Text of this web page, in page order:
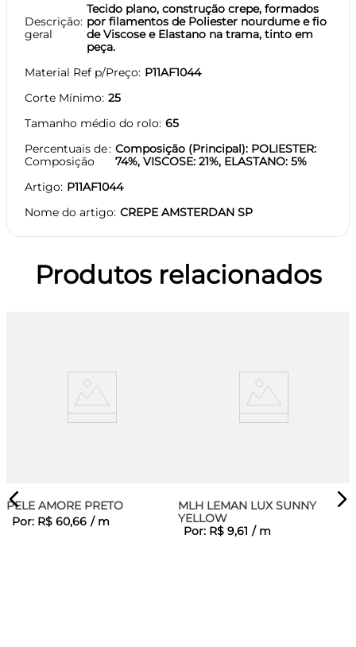
Descrição
geral
Tecido plano, construção crepe, formados
por filamentos de Poliester nourdume e fio
de Viscose e Elastano na trama, tinto em
peça.
Material Ref p/Preço P11AF1044
Corte Mínimo 25
Tamanho médio do rolo 65
Percentuais de
Composição
Composição (Principal): POLIESTER:
74%, VISCOSE: 21%, ELASTANO: 5%
Artigo P11AF1044
Nome do artigo CREPE AMSTERDAN SP
Produtos relacionados
PELE AMORE PRETO
Por: R$ 60,66 / m
MLH LEMAN LUX SUNNY
YELLOW
Por: R$ 9,61 / m